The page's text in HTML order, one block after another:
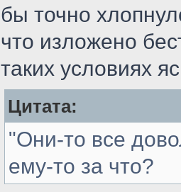
бы точно
что изложено
таких условиях
Цитата:
"Они-то все
ему-то за что?